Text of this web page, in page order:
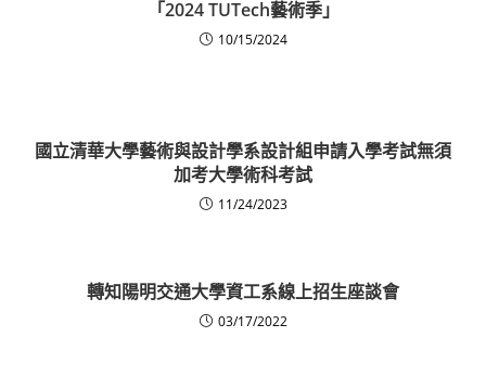
「2024 TUTech藝術季」
10/15/2024
國立清華大學藝術與設計學系設計組申請入學考試無須
加考大學術科考試
11/24/2023
轉知陽明交通大學資工系線上招生座談會
03/17/2022